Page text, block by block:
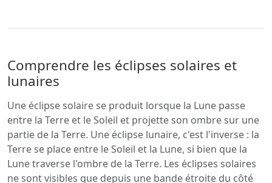
Comprendre les éclipses solaires et
lunaires
Une éclipse solaire se produit lorsque la Lune passe
entre la Terre et le Soleil et projette son ombre sur une
partie de la Terre. Une éclipse lunaire, c'est l'inverse : la
Terre se place entre le Soleil et la Lune, si bien que la
Lune traverse l'ombre de la Terre. Les éclipses solaires
ne sont visibles que depuis une bande étroite du côté